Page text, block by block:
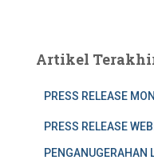
Artikel
PRESS RELEASE
PRESS RELEASE
PENGANUGERAHAN